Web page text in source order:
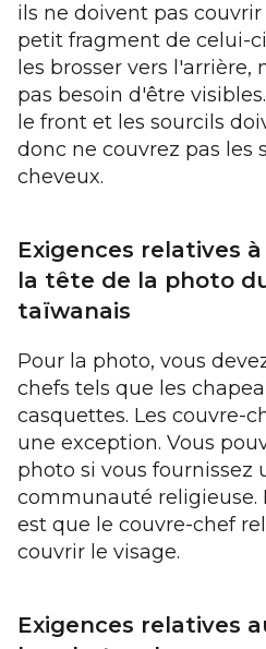
ils ne doivent pas
petit fragment de celui-
les brosser vers
pas besoin d'être
le front et les sourcils
donc ne couvrez pas les
cheveux.
Exigences relatives
la tête de la photo
taïwanais
Pour la photo, vous
chefs tels que les
casquettes. Les couvre-
une exception. Vous
photo si vous fournissez
communauté religieuse.
est que le couvre-chef
couvrir le visage.
Exigences relatives